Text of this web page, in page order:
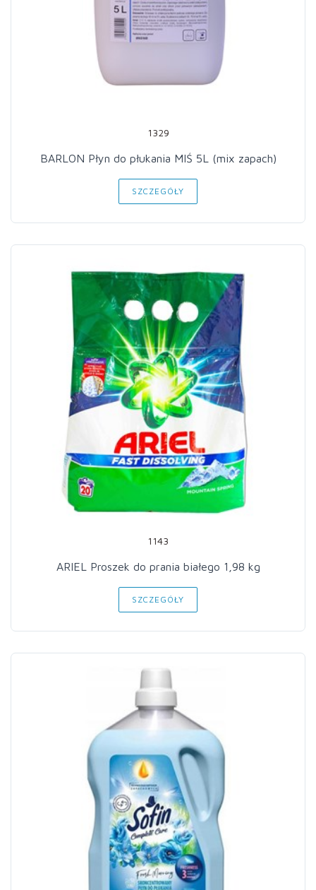
1329
BARLON Płyn do płukania MIŚ 5L (mix zapach)
SZCZEGÓŁY
1143
ARIEL Proszek do prania białego 1,98 kg
SZCZEGÓŁY